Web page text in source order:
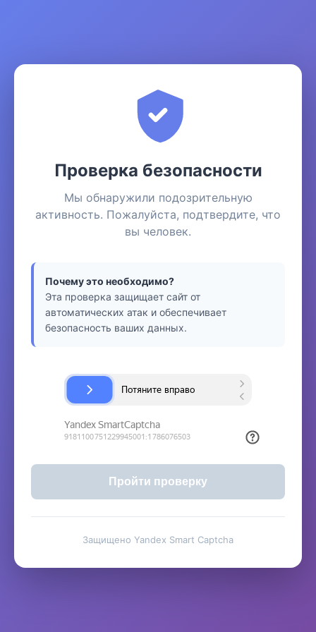
Проверка безопасности
Мы обнаружили подозрительную
активность. Пожалуйста, подтвердите, что
вы человек.
Почему это необходимо?
Эта проверка защищает сайт от
автоматических атак и обеспечивает
безопасность ваших данных.
Пройти проверку
Защищено Yandex Smart Captcha